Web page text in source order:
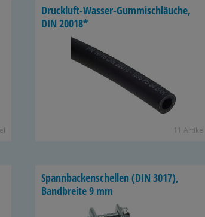
Druckluft-​Wasser-Gummischläuche,
DIN 20018*
11 Ar­ti­kel
Spann­ba­cken­schel­len (DIN 3017),
Band­brei­te 9 mm